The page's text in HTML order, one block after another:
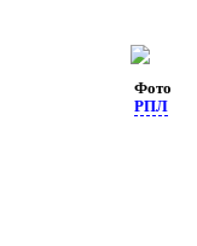
Фото
РПЛ